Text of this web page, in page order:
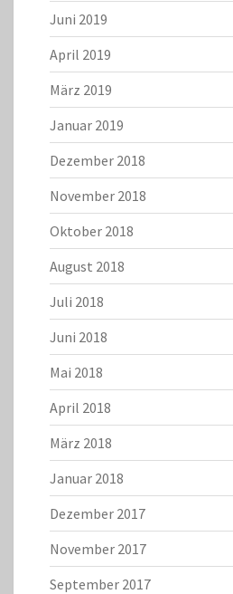
Juni 2019
April 2019
März 2019
Januar 2019
Dezember 2018
November 2018
Oktober 2018
August 2018
Juli 2018
Juni 2018
Mai 2018
April 2018
März 2018
Januar 2018
Dezember 2017
November 2017
September 2017